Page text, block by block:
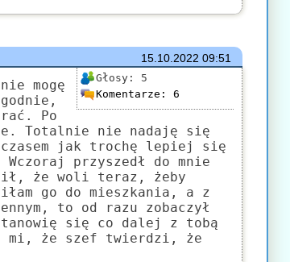
15.10.2022 09:51
Głosy: 5
Komentarze: 6
mogę
Po
Totalnie nie nadaję się
czasem jak trochę lepiej się
przyszedł do mnie
że woli teraz, żeby
go do mieszkania, a z
to od razu zobaczył
się co dalej z tobą
mi, że szef twierdzi, że